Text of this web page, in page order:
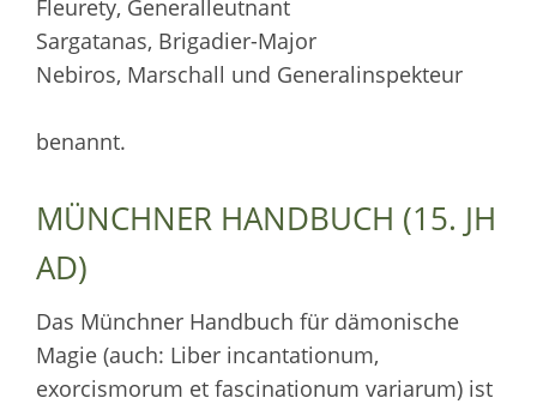
Fleurety, Generalleutnant
Sargatanas, Brigadier-Major
Nebiros, Marschall und Generalinspekteur
benannt.
MÜNCHNER HANDBUCH (15. JH
AD)
Das Münchner Handbuch für dämonische
Magie (auch: Liber incantationum,
exorcismorum et fascinationum variarum) ist